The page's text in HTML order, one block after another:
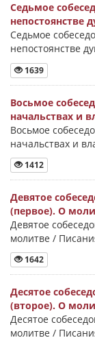
Седьмое
непостоянстве
Седьмое
непостоянстве
1639
Восьмое
начальствах и
Восьмое
начальствах и
1412
Девятое
(первое). О
Девятое
молитве /
1642
Десятое
(второе). О
Десятое
молитве /